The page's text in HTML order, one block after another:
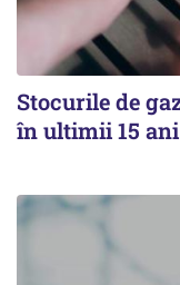
Stocurile de
în ultimii 15